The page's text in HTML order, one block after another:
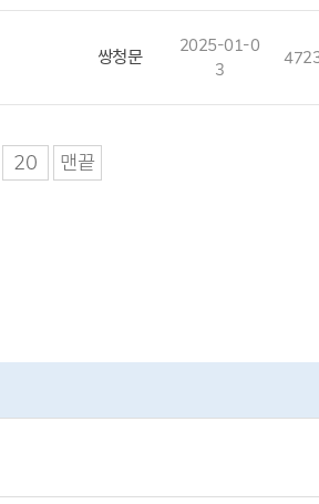
쌍청문
2025-01-0
3
20 맨끝